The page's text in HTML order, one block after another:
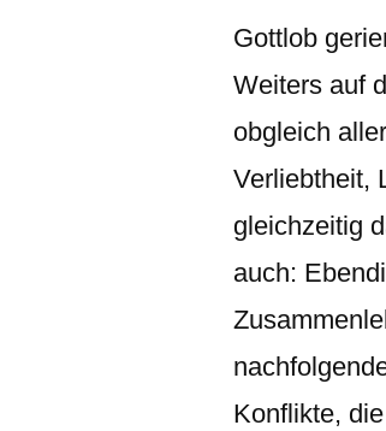
Gottlob
Weiters auf
obgleich
Verliebtheit,
gleichzeitig
auch:
Konflikte,